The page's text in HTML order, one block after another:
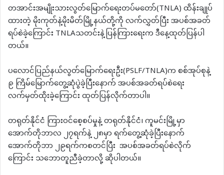
တအာင်းအမျိုးသားလွတ်မြောက်ရေးတပ်မတော်(TNLA) ထိန်းချုပ်
ထားတဲ့ မိုးကုတ်နဲ့မိုးမိတ်မြို့နယ်တို့ကို လက်လွှတ်ပြီး အပစ်အခတ်
ရပ်စဲခဲ့ကြောင်း TNLAသတင်းနဲ့ပြန်ကြားရေးက ဒီနေ့ထုတ်ပြန်ပါ
တယ်။
ပလောင်ပြည်နယ်လွတ်မြောက်ရေးဦး(PSLF/TNLA)က စစ်အုပ်စုနဲ့
၉ ကြိမ်မြောက်တွေ့ဆုံပွဲခဲ့ပြီးနောက် အပစ်အခတ်ရပ်စဲရေး
လက်မှတ်ထိုးခဲ့ကြောင်း ထုတ်ပြန်လိုက်တာပါ။
တရုတ်နိုင်ငံ ကြားဝင်စေ့စပ်မှုနဲ့ တရုတ်နိုင်ငံ၊ ကူမင်းမြို့မှာ
အောက်တိုဘာလ ၂၇ရက်နဲ့ ၂၈မှာ ရက်တွေ့ဆုံခဲ့ပြီးနောက်
အောက်တိုဘာ ၂၉ရက်ကစတင်ပြီး အပစ်အခတ်ရပ်စဲလိုက်
ကြောင်း သဘောတူညီခဲ့တာလို့ ဆိုပါတယ်။